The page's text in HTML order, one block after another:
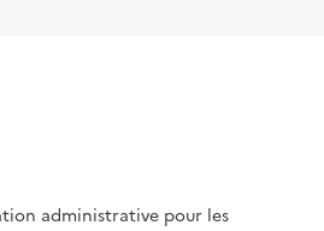
administrative pour les